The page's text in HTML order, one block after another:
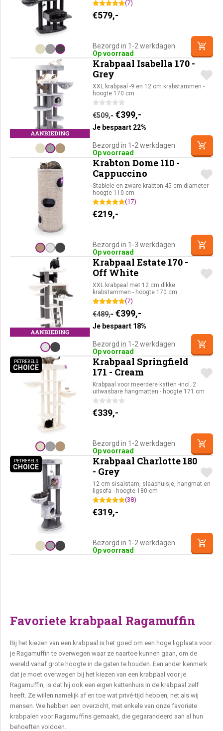
(7)
€579,-
Bezorgd in 1-2 werkdagen
Op voorraad
Krabpaal Isabella 170 -
Grey
XXL krabpaal -9 en 12 cm krabstammen -
hoogte 170 cm
€509,- Oorspronkelijke prijs
€399,-
Je bespaart 22%
Bezorgd in 1-2 werkdagen
Op voorraad
Krabton Dome 110 -
Cappuccino
Stabiele en zware krabton 45 cm diameter -
hoogte 110 cm
(17)
€219,-
Bezorgd in 1-3 werkdagen
Op voorraad
Krabpaal Estate 170 -
Off White
XXL krabpaal met 12 cm dikke
krabstammen - hoogte 170 cm
(7)
€489,- Oorspronkelijke prijs
€399,-
Je bespaart 18%
Bezorgd in 1-2 werkdagen
Op voorraad
PETREBELS
CHOICEPETREBELS CHOICE
Krabpaal Springfield
171 - Cream
Krabpaal voor meerdere katten -incl. 2
uitwasbare hangmatten - hoogte 171 cm
€339,-
Bezorgd in 1-2 werkdagen
Op voorraad
PETREBELS
CHOICEPETREBELS CHOICE
Krabpaal Charlotte 180
- Grey
12 cm sisalstam, slaaphuisje, hangmat en
ligsofa - hoogte 180 cm
(38)
€319,-
Bezorgd in 1-2 werkdagen
Op voorraad
Favoriete krabpaal Ragamuffin
Bij het kiezen van een krabpaal is het goed om een hoge ligplaats voor
je Ragamuffin te overwegen waar ze naartoe kunnen gaan, om de
wereld vanaf grote hoogte in de gaten te houden. Een ander kenmerk
dat je moet overwegen bij het kiezen van een krabpaal voor je
Ragamuffin, is dat hij ook een eigen kattenhuis in de krabpaal zelf
heeft. Ze willen namelijk af en toe wat privé-tijd hebben, net als wij
mensen. We hebben een overzicht, met enkele van onze favoriete
krabpalen voor Ragamuffins gemaakt, die gegarandeerd aan al hun
behoeften voldoen.